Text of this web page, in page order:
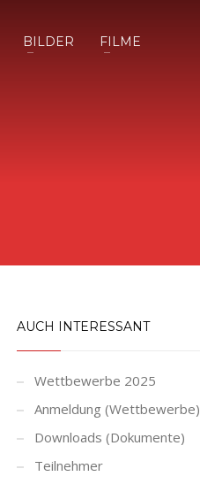
BILDER
FILME
AUCH INTERESSANT
Wettbewerbe 2025
Anmeldung (Wettbewerbe)
Downloads (Dokumente)
Teilnehmer